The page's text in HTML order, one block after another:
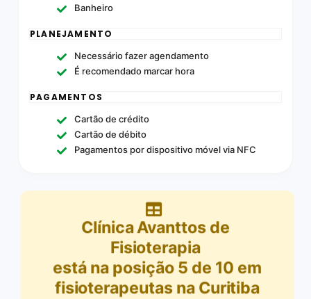
Banheiro
PLANEJAMENTO
Necessário fazer agendamento
É recomendado marcar hora
PAGAMENTOS
Cartão de crédito
Cartão de débito
Pagamentos por dispositivo móvel via NFC
Clínica Avanttos de
Fisioterapia
está na posição 5 de 10 em
fisioterapeutas na Curitiba